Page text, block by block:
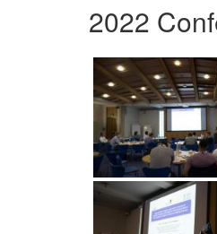
2022